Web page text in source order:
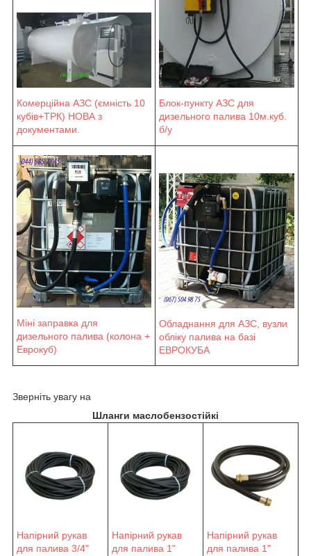
Комерційна АЗС (ємність 10
кубів+ТРК) НОВА з
документами.
Блок-пункту АЗС для
дизельного палива 10м.куб.
б/у
Міні заправка для
дизельного палива (колона +
Еврокуб)
Обладнання для АЗС, вузли
обліку палива на базі
ЕВРОКУБА
Зверніть увагу на
Шланги маслобензостійкі
Напірний рукав
для палива 3/4"
Напірний рукав
для палива 1"
Напірний рукав
для палива 1"